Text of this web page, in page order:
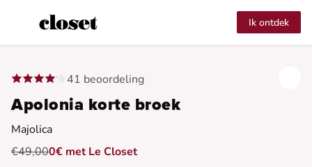
Ik ontdek
41 beoordeling
Apolonia korte broek
Majolica
€49,000€ met Le Closet